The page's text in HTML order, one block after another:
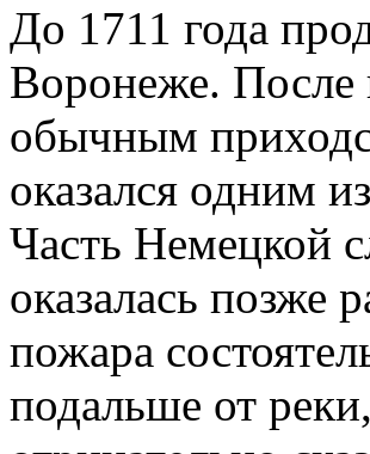
До 1711 года
Воронеже. После
обычным
оказался одним
Часть Немецкой
оказалась позже
пожара
подальше от